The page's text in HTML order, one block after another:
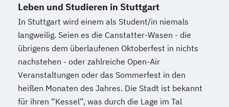
Leben und Studieren in Stuttgart
In Stuttgart wird einem als Student/in niemals
langweilig. Seien es die Canstatter-Wasen - die
übrigens dem überlaufenen Oktoberfest in nichts
nachstehen - oder zahlreiche Open-Air
Veranstaltungen oder das Sommerfest in den
heißen Monaten des Jahres. Die Stadt ist bekannt
für ihren “Kessel”, was durch die Lage im Tal